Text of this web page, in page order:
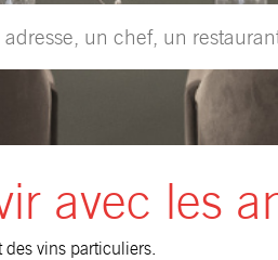
avec les
vins particuliers.